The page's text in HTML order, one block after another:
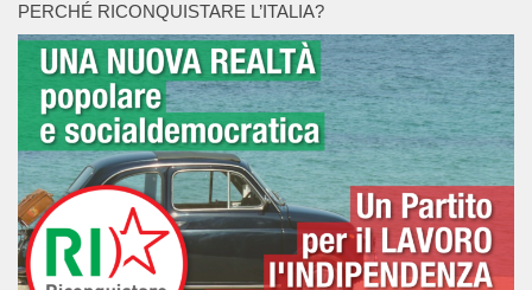
PERCHÉ RICONQUISTARE L’ITALIA?